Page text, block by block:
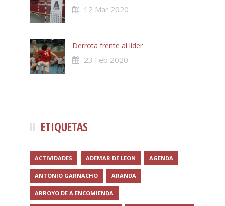
12 Mar 2020
Derrota frente al líder
23 Feb 2020
ETIQUETAS
ACTIVIDADES ADEMAR DE LEON AGENDA
ANTONIO GARNACHO ARANDA
ARROYO DE A ENCOMIENDA